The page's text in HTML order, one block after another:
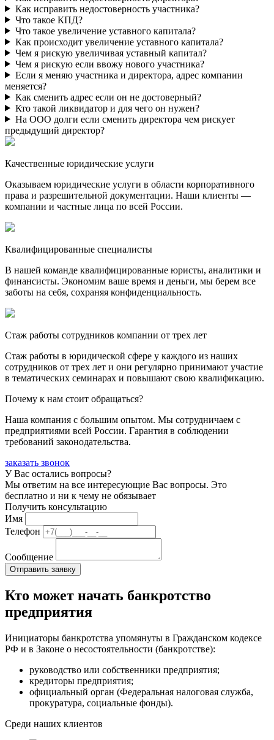
Как исправить недостоверность участника?
Что такое КПД?
Что такое увеличение уставного капитала?
Как происходит увеличение уставного капитала?
Чем я рискую увеличивая уставный капитал?
Чем я рискую если ввожу нового участника?
Если я меняю участника и директора, адрес компании
меняется?
Как сменить адрес если он не достоверный?
Кто такой ликвидатор и для чего он нужен?
На ООО долги если сменить директора чем рискует
предыдущий директор?
Качественные юридические услуги
Оказываем юридические услуги в области корпоративного
права и разрешительной документации. Наши клиенты —
компании и частные лица по всей России.
Квалифицированные специалисты
В нашей команде квалифицированные юристы, аналитики и
финансисты. Экономим ваше время и деньги, мы берем все
заботы на себя, сохраняя конфиденциальность.
Стаж работы сотрудников компании от трех лет
Стаж работы в юридической сфере у каждого из наших
сотрудников от трех лет и они регулярно принимают участие
в тематических семинарах и повышают свою квалификацию.
Почему к нам стоит обращаться?
Наша компания с большим опытом. Мы сотрудничаем с
предприятиями всей России. Гарантия в соблюдении
требований законодательства.
заказать звонок
У Вас остались вопросы?
Мы ответим на все интересующие Вас вопросы. Это
бесплатно и ни к чему не обязывает
Получить консультацию
Имя
Телефон
Сообщение
Кто может начать банкротство
предприятия
Инициаторы банкротства упомянуты в Гражданском кодексе
РФ и в Законе о несостоятельности (банкротстве):
руководство или собственники предприятия;
кредиторы предприятия;
официальный орган (Федеральная налоговая служба,
прокуратура, социальные фонды).
Среди наших клиентов